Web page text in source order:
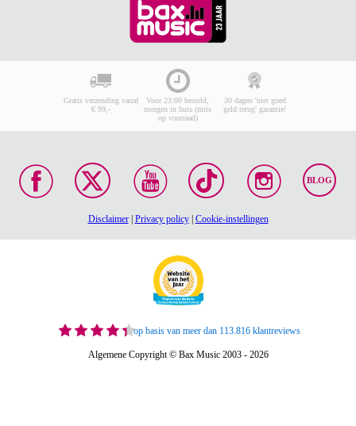
Gratis verzending vanaf
€ 99,-
Voor 23:00 besteld,
morgen in huis (mits
op voorraad)
30 dagen 'niet goed
geld terug' garantie!
BLOG
Disclaimer| Privacy policy| Cookie-instellingen
op basis van meer dan 113.816 klantreviews
Algemene Copyright © Bax Music 2003 - 2026